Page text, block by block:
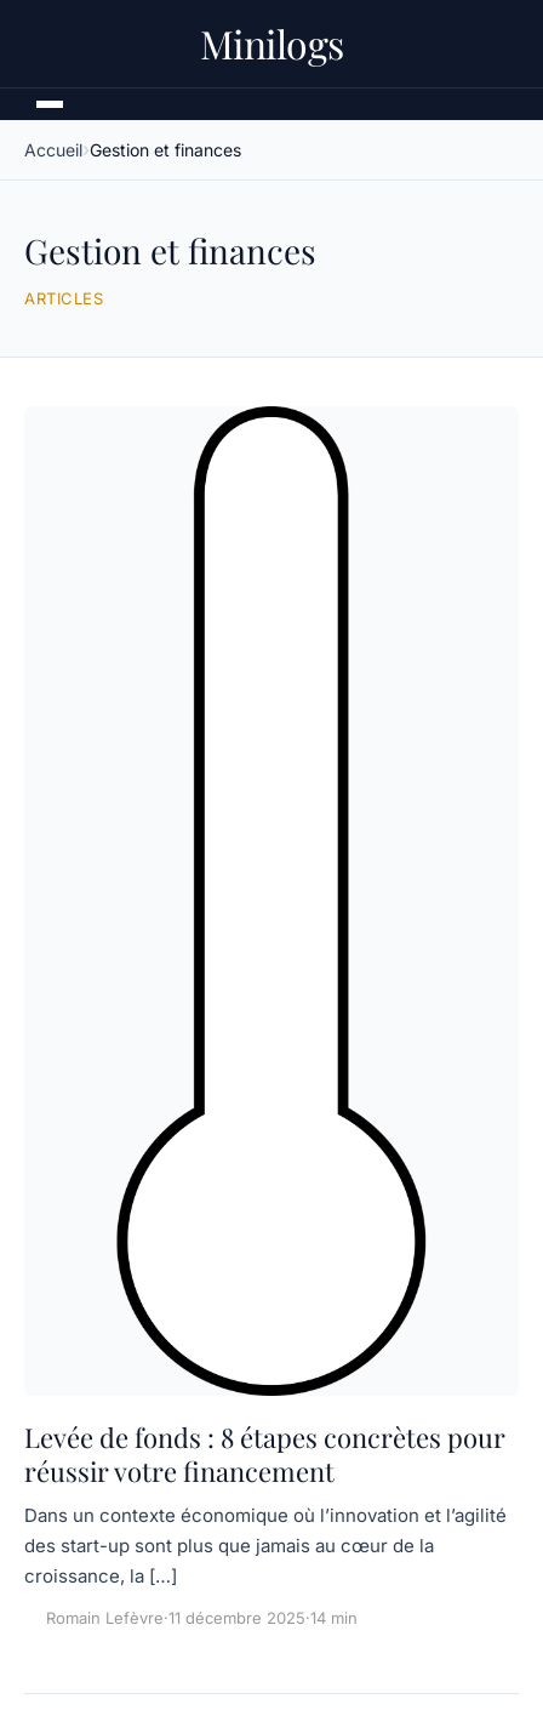
Minilogs
Accueil Gestion et finances
Gestion et finances
ARTICLES
Levée de fonds : 8 étapes concrètes pour
réussir votre financement
Dans un contexte économique où l’innovation et l’agilité
des start-up sont plus que jamais au cœur de la
croissance, la […]
Romain Lefèvre·11 décembre 2025·14 min